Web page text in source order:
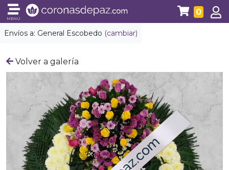
Envíos a: General Escobedo (cambiar)
MENÚ
0
Volver a galería